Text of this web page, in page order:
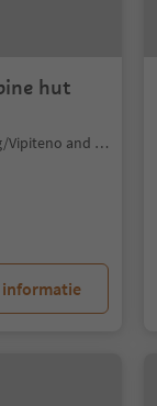
hut
Ratschings/Racines, Sterzing/Vipiteno and environs
informatie